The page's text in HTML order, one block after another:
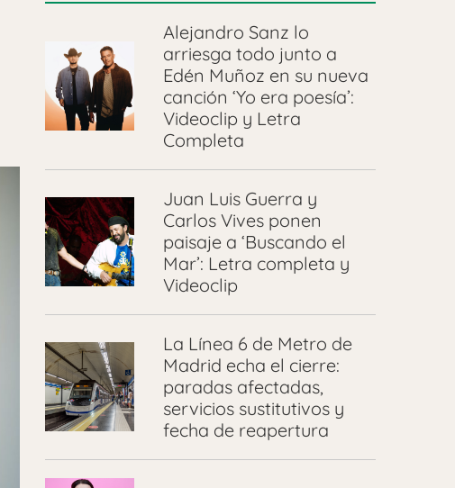
Alejandro Sanz lo
arriesga todo junto a
Edén Muñoz en su nueva
canción ‘Yo era poesía’:
Videoclip y Letra
Completa
Juan Luis Guerra y
Carlos Vives ponen
paisaje a ‘Buscando el
Mar’: Letra completa y
Videoclip
La Línea 6 de Metro de
Madrid echa el cierre:
paradas afectadas,
servicios sustitutivos y
fecha de reapertura